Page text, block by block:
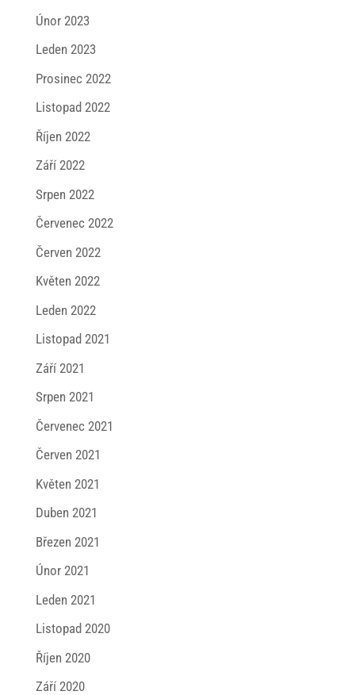
Únor 2023
Leden 2023
Prosinec 2022
Listopad 2022
Říjen 2022
Září 2022
Srpen 2022
Červenec 2022
Červen 2022
Květen 2022
Leden 2022
Listopad 2021
Září 2021
Srpen 2021
Červenec 2021
Červen 2021
Květen 2021
Duben 2021
Březen 2021
Únor 2021
Leden 2021
Listopad 2020
Říjen 2020
Září 2020